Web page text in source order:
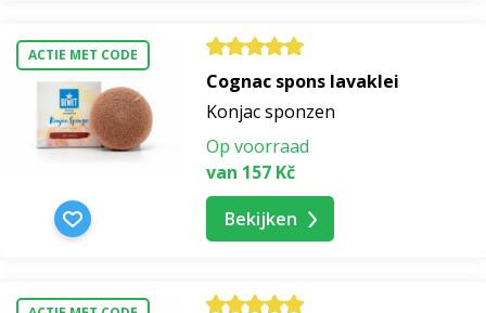
antioxidant serum
hydraterend serum
hydraterend serum met hyaluronzuur
ACTIE MET CODE
Cognac spons lavaklei
Konjac sponzen
Op voorraad
van 157 Kč
Bekijken